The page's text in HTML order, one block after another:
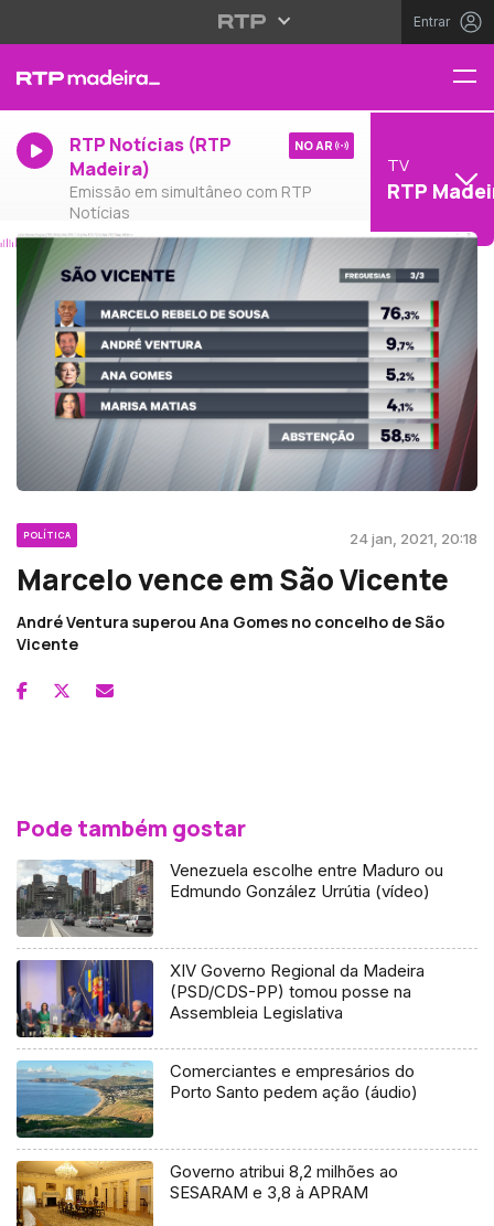
Entrar
RTP Notícias (RTP
Madeira)
Emissão em simultâneo com RTP
Notícias
NO AR
TV
RTP
POLÍTICA 24 jan, 2021, 20:18
Marcelo vence em São Vicente
André Ventura superou Ana Gomes no concelho de São
Vicente
Pode também gostar
Venezuela escolhe entre Maduro ou
Edmundo González Urrútia (vídeo)
XIV Governo Regional da Madeira
(PSD/CDS-PP) tomou posse na
Assembleia Legislativa
Comerciantes e empresários do
Porto Santo pedem ação (áudio)
Governo atribui 8,2 milhões ao
SESARAM e 3,8 à APRAM